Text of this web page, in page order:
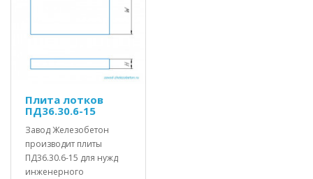
Плита лотков
ПД36.30.6-15
Завод Железобетон
производит плиты
ПД36.30.6-15 для нужд
инженерного